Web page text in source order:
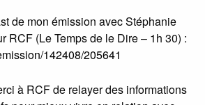
de mon émission avec Stéphanie
RCF (Le Temps de le Dire – 1h 30) :
142408/205641
à RCF de relayer des informations